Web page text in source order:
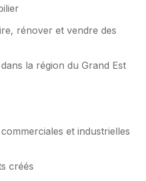
rénover et vendre des
la région du Grand Est
et industrielles
créés